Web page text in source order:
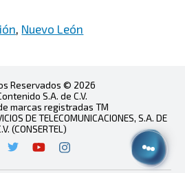
Nuevo León
Reservados © 2026
S.A. de C.V.
marcas registradas TM
DE TELECOMUNICACIONES, S.A. DE
(CONSERTEL)